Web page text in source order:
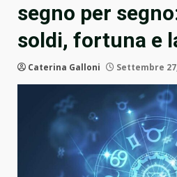
segno per
soldi, fortuna e
Caterina Galloni Settembre